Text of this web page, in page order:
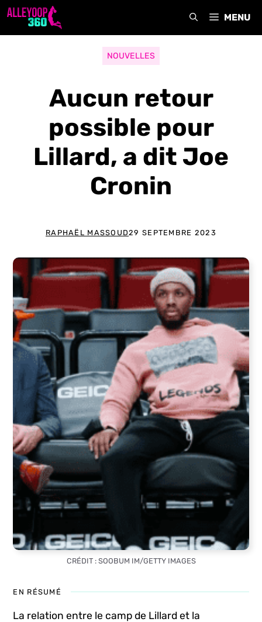
Aller
MENU
NOUVELLES
Aucun retour
possible pour
Lillard, a dit Joe
Cronin
RAPHAËL MASSOUD29 SEPTEMBRE 2023
CRÉDIT : SOOBUM IM/GETTY IMAGES
EN RÉSUMÉ
La relation entre le camp de Lillard et la